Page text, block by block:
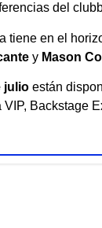
del
tiene en el
y Mason
julio están
Backstage